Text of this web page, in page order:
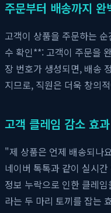
주문부터 배송까지
고객이 상품을 주문하는
수 확인**: 고객이 주문을
장 번호가 생성되면, 배송
지므로, 직원은 더욱 창의
고객 클레임 감소 효과
"제 상품은 언제 배송되나
네이버 톡톡과 같이 실시
정보 누락으로 인한 클레
라는 두 마리 토끼를 잡는